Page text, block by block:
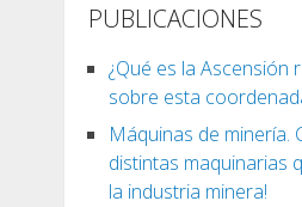
PUBLICACIONES
¿Qué es la Ascensión
sobre esta
Máquinas de minería.
distintas maquinarias
la industria minera!